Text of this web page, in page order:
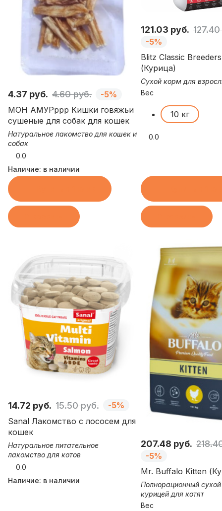
4.37 руб. 4.60 руб.
-5%
МОН АМУРррр Кишки говяжьи
сушеные для собак для кошек
Натуральное лакомство для кошек и
собак
0.0
Наличие: в наличии
121.03 руб.
-5%
Blitz Classic
(Курица)
Сухой корм для
Вес
10 кг
0.0
14.72 руб. 15.50 руб.
-5%
Sanal Лакомство с лососем для
кошек
Натуральное питательное
лакомство для котов
0.0
Наличие: в наличии
207.48 руб.
-5%
Mr. Buffalo Kitten
Полнорационный
курицей для котят
Вес